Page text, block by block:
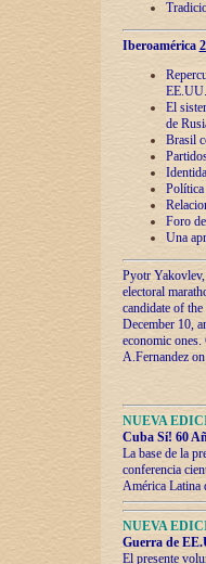
Iberoamérica
EE.UU.
El
de
Brasil
Política
Foro
Una
Pyotr
electoral
candidate of
December 10,
economic
A.Fernandez
NUEVA
Cuba Sí! 60
La base de la
conferencia
América Latina
NUEVA
Guerra de
El presente